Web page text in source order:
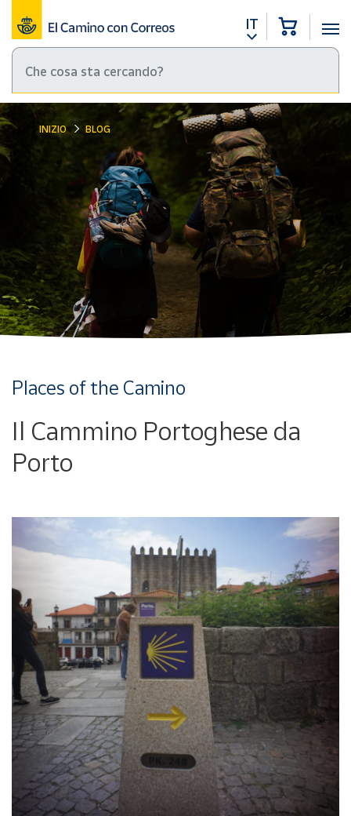
IT
INIZIO BLOG
Places of the Camino
Il Cammino Portoghese da
Porto